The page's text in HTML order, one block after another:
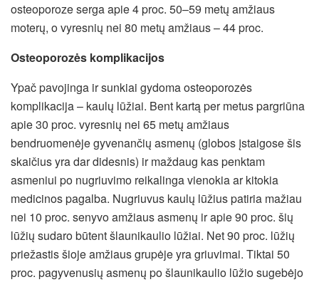
osteoporoze serga apie 4 proc. 50–59 metų amžiaus
moterų, o vyresnių nei 80 metų amžiaus – 44 proc.
Osteoporozės komplikacijos
Ypač pavojinga ir sunkiai gydoma osteoporozės
komplikacija – kaulų lūžiai. Bent kartą per metus pargriūna
apie 30 proc. vyresnių nei 65 metų amžiaus
bendruomenėje gyvenančių asmenų (globos įstaigose šis
skaičius yra dar didesnis) ir maždaug kas penktam
asmeniui po nugriuvimo reikalinga vienokia ar kitokia
medicinos pagalba. Nugriuvus kaulų lūžius patiria mažiau
nei 10 proc. senyvo amžiaus asmenų ir apie 90 proc. šių
lūžių sudaro būtent šlaunikaulio lūžiai. Net 90 proc. lūžių
priežastis šioje amžiaus grupėje yra griuvimai. Tiktai 50
proc. pagyvenusių asmenų po šlaunikaulio lūžio sugebėjo